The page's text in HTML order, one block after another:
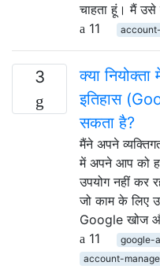
चाहता हूं। मैं
11
3
क्या
इतिहास
सकता है?
मैंने अपने
में अपने आप को
उपयोग नहीं कर
जो काम के लिए
Google खोज
11
google-
account-